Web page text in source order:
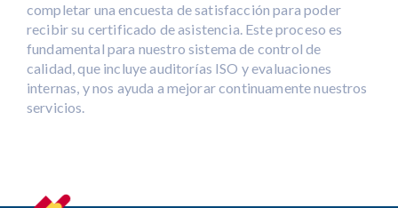
completar una encuesta de satisfacción para poder
recibir su certificado de asistencia. Este proceso es
fundamental para nuestro sistema de control de
calidad, que incluye auditorías ISO y evaluaciones
internas, y nos ayuda a mejorar continuamente nuestros
servicios.